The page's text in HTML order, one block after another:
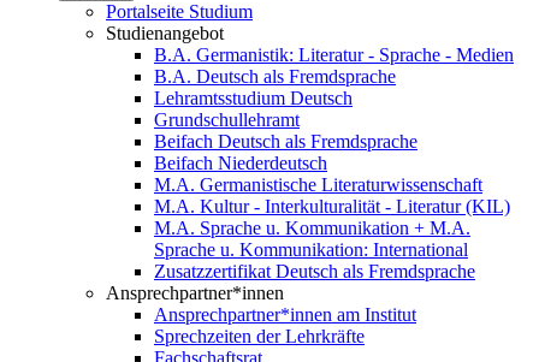
Portalseite Studium
Studienangebot
B.A. Germanistik: Literatur - Sprache - Medien
B.A. Deutsch als Fremdsprache
Lehramtsstudium Deutsch
Grundschullehramt
Beifach Deutsch als Fremdsprache
Beifach Niederdeutsch
M.A. Germanistische Literaturwissenschaft
M.A. Kultur - Interkulturalität - Literatur (KIL)
M.A. Sprache u. Kommunikation + M.A.
Sprache u. Kommunikation: International
Zusatzzertifikat Deutsch als Fremdsprache
Ansprechpartner*innen
Ansprechpartner*innen am Institut
Sprechzeiten der Lehrkräfte
Fachschaftsrat